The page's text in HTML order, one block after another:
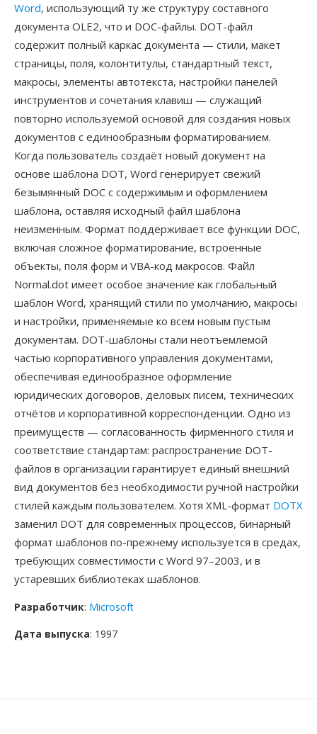
Word, использующий ту же структуру составного
документа OLE2, что и DOC-файлы. DOT-файл
содержит полный каркас документа — стили, макет
страницы, поля, колонтитулы, стандартный текст,
макросы, элементы автотекста, настройки панелей
инструментов и сочетания клавиш — служащий
повторно используемой основой для создания новых
документов с единообразным форматированием.
Когда пользователь создаёт новый документ на
основе шаблона DOT, Word генерирует свежий
безымянный DOC с содержимым и оформлением
шаблона, оставляя исходный файл шаблона
неизменным. Формат поддерживает все функции DOC,
включая сложное форматирование, встроенные
объекты, поля форм и VBA-код макросов. Файл
Normal.dot имеет особое значение как глобальный
шаблон Word, хранящий стили по умолчанию, макросы
и настройки, применяемые ко всем новым пустым
документам. DOT-шаблоны стали неотъемлемой
частью корпоративного управления документами,
обеспечивая единообразное оформление
юридических договоров, деловых писем, технических
отчётов и корпоративной корреспонденции. Одно из
преимуществ — согласованность фирменного стиля и
соответствие стандартам: распространение DOT-
файлов в организации гарантирует единый внешний
вид документов без необходимости ручной настройки
стилей каждым пользователем. Хотя XML-формат DOTX
заменил DOT для современных процессов, бинарный
формат шаблонов по-прежнему используется в средах,
требующих совместимости с Word 97–2003, и в
устаревших библиотеках шаблонов.
Разработчик: Microsoft
Дата выпуска: 1997